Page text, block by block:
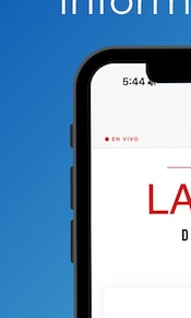
El alcalde
seguirá
profesional
ACTUALIDAD 6 años
Ex director
caso de
aparece
de Pucón